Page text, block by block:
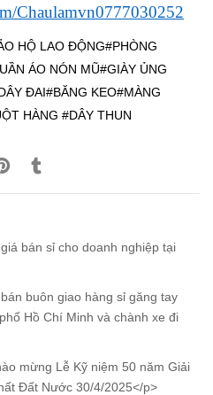
Chaulamvn0777030252
HỘ LAO ĐỘNG#PHÒNG
ÁO NÓN MŨ#GIÀY ỦNG
ĐAI#BĂNG KEO#MÀNG
HÀNG #DÂY THUN
bán sỉ cho doanh nghiệp tại
buôn giao hàng sỉ găng tay
Hồ Chí Minh và chành xe đi
mừng Lễ Kỹ niệm 50 năm Giải
Đất Nước 30/4/2025</p>